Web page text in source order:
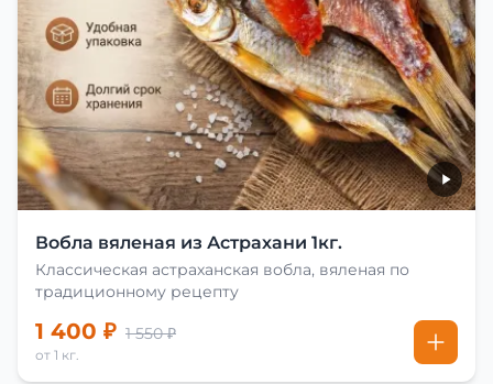
Вобла вяленая из Астрахани 1кг.
Классическая астраханская вобла, вяленая по
традиционному рецепту
1 400 ₽ 1 550 ₽
от 1 кг.